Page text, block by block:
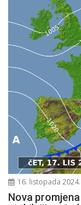
16. listopada 2024.
Nova